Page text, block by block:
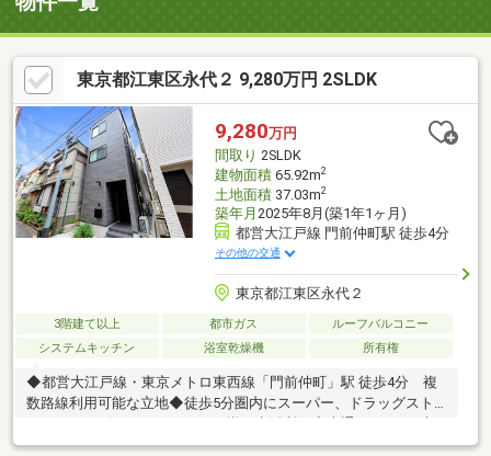
東京都江東区永代２ 9,280万円 2SLDK
9,280万円
間取り 2SLDK
建物面積65.92m2
土地面積37.03m2
築年月 2025年8月(築1年1ヶ月)
都営大江戸線 門前仲町駅 徒歩4分
その他の交通
東京都江東区永代２
3階建て以上 都市ガス
ルーフバルコニー
システムキッチン
浴室乾燥機 所有権
◆都営大江戸線・東京メトロ東西線「門前仲町」駅 徒歩4分 複
数路線利用可能な立地◆徒歩5分圏内にスーパー、ドラッグスト
入った閑静な住環境◆2025年8月築◆延床面積：65.92m2の